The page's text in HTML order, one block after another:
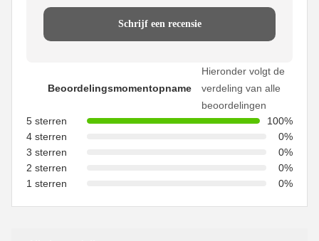
Schrijf een recensie
Beoordelingsmomentopname
Hieronder volgt de
verdeling van alle
beoordelingen
5 sterren
100%
4 sterren
0%
3 sterren
0%
2 sterren
0%
1 sterren
0%